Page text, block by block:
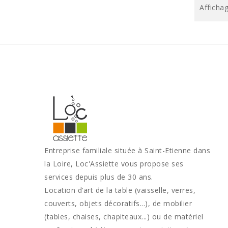
Entreprise familiale située à Saint-Etienne dans
la Loire, Loc'Assiette vous propose ses
services depuis plus de 30 ans.
Location d’art de la table (vaisselle, verres,
couverts, objets décoratifs...), de mobilier
(tables, chaises, chapiteaux...) ou de matériel